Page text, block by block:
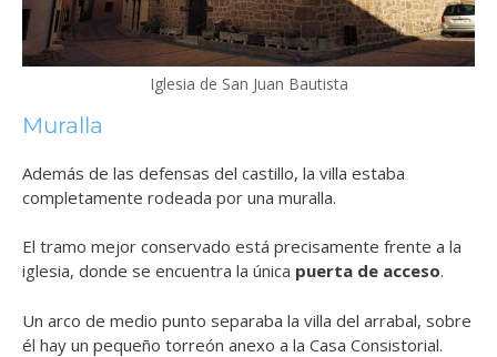
Iglesia de San Juan Bautista
Muralla
Además de las defensas del castillo, la villa estaba
completamente rodeada por una muralla.
El tramo mejor conservado está precisamente frente a la
iglesia, donde se encuentra la única puerta de acceso.
Un arco de medio punto separaba la villa del arrabal, sobre
él hay un pequeño torreón anexo a la Casa Consistorial.